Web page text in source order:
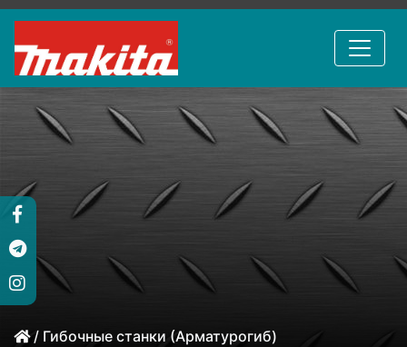
/ Гибочные станки (Арматурогиб)